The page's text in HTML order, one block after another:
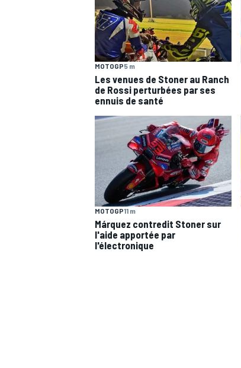
WRC
WEC
MOTOGP5 m
Les venues de Stoner au Ranch
de Rossi perturbées par ses
ennuis de santé
MOTOGP11 m
Márquez contredit Stoner sur
l'aide apportée par
l'électronique